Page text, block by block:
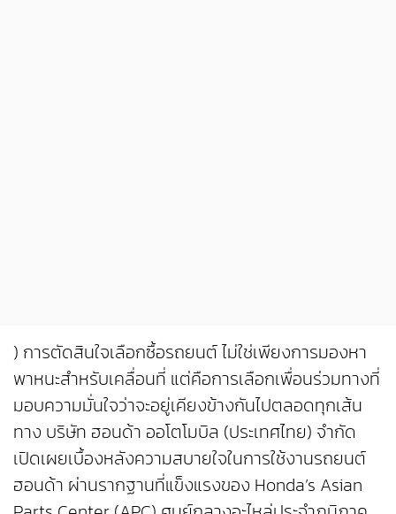
) การตัดสินใจเลือกซื้อรถยนต์ ไม่ใช่เพียงการมองหา
พาหนะสำหรับเคลื่อนที่ แต่คือการเลือกเพื่อนร่วมทางที่
มอบความมั่นใจว่าจะอยู่เคียงข้างกันไปตลอดทุกเส้น
ทาง บริษัท ฮอนด้า ออโตโมบิล (ประเทศไทย) จำกัด
เปิดเผยเบื้องหลังความสบายใจในการใช้งานรถยนต์
ฮอนด้า ผ่านรากฐานที่แข็งแรงของ Honda’s Asian